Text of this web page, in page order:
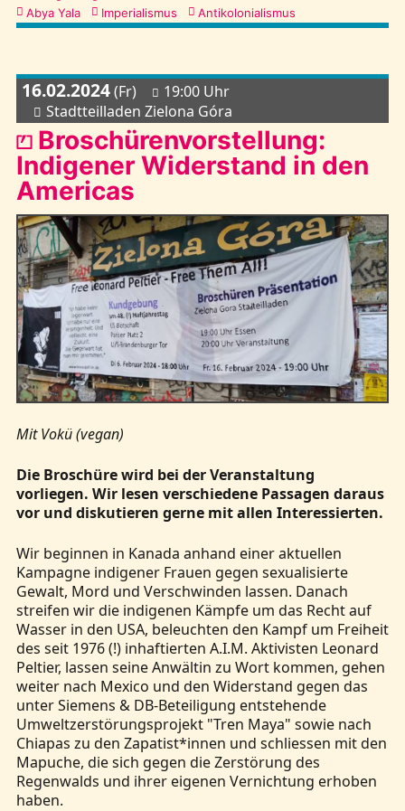
Abya Yala
Imperialismus Antikolonialismus
16.02.2024(Fr)
19:00 Uhr
Stadtteilladen Zielona Góra
⏍ Broschürenvorstellung:
Indigener Widerstand in den
Americas
Mit Vokü (vegan)
Die Broschüre wird bei der Veranstaltung
vorliegen. Wir lesen verschiedene Passagen daraus
vor und diskutieren gerne mit allen Interessierten.
Wir beginnen in Kanada anhand einer aktuellen
Kampagne indigener Frauen gegen sexualisierte
Gewalt, Mord und Verschwinden lassen. Danach
streifen wir die indigenen Kämpfe um das Recht auf
Wasser in den USA, beleuchten den Kampf um Freiheit
des seit 1976 (!) inhaftierten A.I.M. Aktivisten Leonard
Peltier, lassen seine Anwältin zu Wort kommen, gehen
weiter nach Mexico und den Widerstand gegen das
unter Siemens & DB-Beteiligung entstehende
Umweltzerstörungsprojekt "Tren Maya" sowie nach
Chiapas zu den Zapatist*innen und schliessen mit den
Mapuche, die sich gegen die Zerstörung des
Regenwalds und ihrer eigenen Vernichtung erhoben
haben.